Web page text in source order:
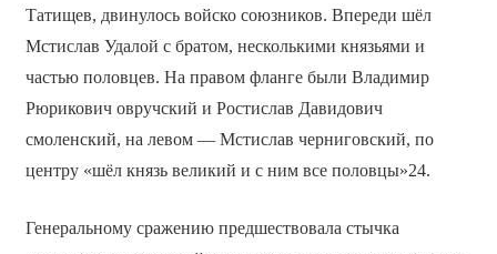
Татищев, двинулось войско союзников. Впереди шёл
Мстислав Удалой с братом, несколькими князьями и
частью половцев. На правом фланге были Владимир
Рюрикович овручский и Ростислав Давидович
смоленский, на левом — Мстислав черниговский, по
центру «шёл князь великий и с ним все половцы»24.
Генеральному сражению предшествовала стычка